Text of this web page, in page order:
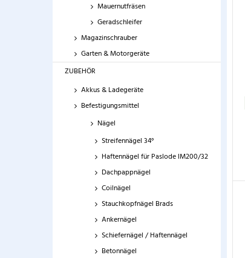
Mauernutfräsen
Geradschleifer
Magazinschrauber
Garten & Motorgeräte
ZUBEHÖR
Akkus & Ladegeräte
Befestigungsmittel
Nägel
Streifennägel 34°
Haftennägel für Paslode IM200/32
Dachpappnägel
Coilnägel
Stauchkopfnägel Brads
Ankernägel
Schiefernägel / Haftennägel
Betonnägel